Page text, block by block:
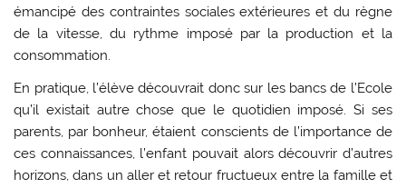
émancipé des contraintes sociales extérieures et du règne
de la vitesse, du rythme imposé par la production et la
consommation.
En pratique, l’élève découvrait donc sur les bancs de l’Ecole
qu’il existait autre chose que le quotidien imposé. Si ses
parents, par bonheur, étaient conscients de l’importance de
ces connaissances, l’enfant pouvait alors découvrir d’autres
horizons, dans un aller et retour fructueux entre la famille et